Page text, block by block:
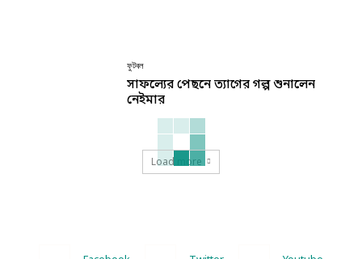
ফুটবল
সাফল্যের পেছনে ত্যাগের গল্প শুনালেন
নেইমার
Load more